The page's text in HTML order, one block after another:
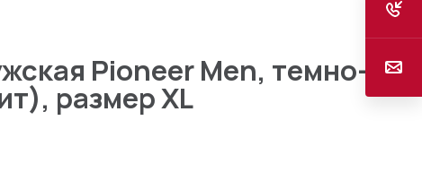
Pioneer Men, темно-
размер XL